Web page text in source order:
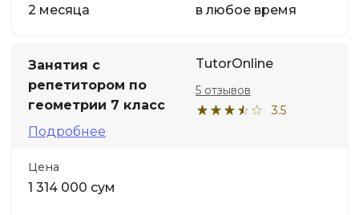
2 месяца в любое время
Занятия с
репетитором по
геометрии 7 класс
Подробнее
TutorOnline
3.5
5 отзывов
Цена
1 314 000 сум